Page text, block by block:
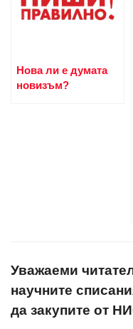
Нова ли е думата
новизъм?
Уважаеми
научните
да закупите от